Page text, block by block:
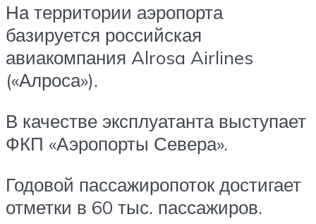
На территории аэропорта
базируется российская
авиакомпания Alrosa Airlines
(«Алроса»).
В качестве эксплуатанта выступает
ФКП «Аэропорты Севера».
Годовой пассажиропоток достигает
отметки в 60 тыс. пассажиров.